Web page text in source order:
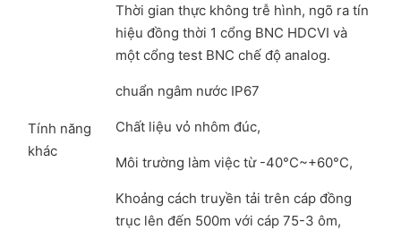
Tính năng
khác
Thời gian thực không trễ hình, ngõ ra tín
hiệu đồng thời 1 cổng BNC HDCVI và
một cổng test BNC chế độ analog.
chuẩn ngâm nước IP67
Chất liệu vỏ nhôm đúc,
Môi trường làm việc từ -40°C~+60°C,
Khoảng cách truyền tải trên cáp đồng
trục lên đến 500m với cáp 75-3 ôm,